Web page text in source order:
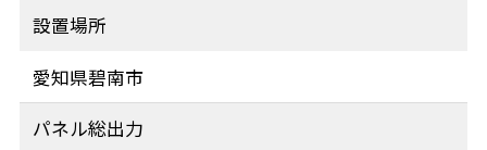
設置場所
愛知県碧南市
パネル総出力